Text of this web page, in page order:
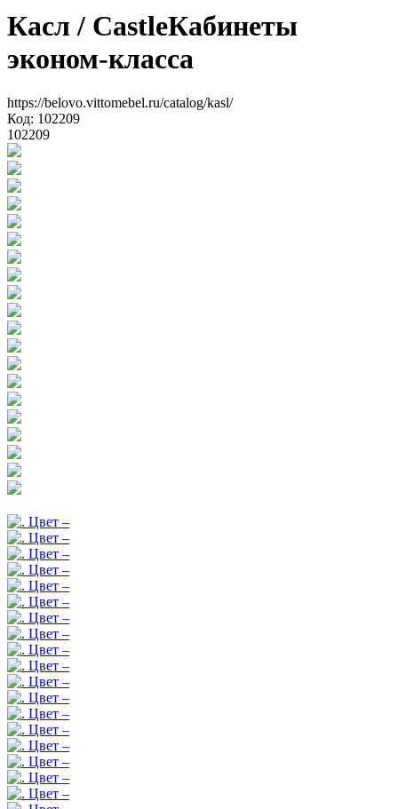
Касл / CastleКабинеты
эконом-класса
https://belovo.vittomebel.ru/catalog/kasl/
Код: 102209
102209